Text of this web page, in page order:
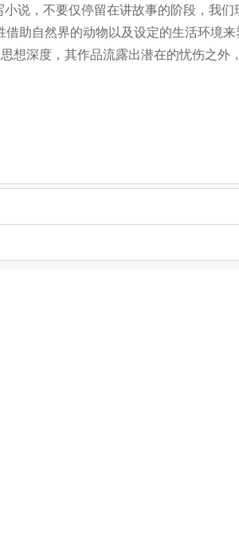
说，不要仅停留在讲故事的阶段，我
助自然界的动物以及设定的生活环境
深度，其作品流露出潜在的忧伤之外